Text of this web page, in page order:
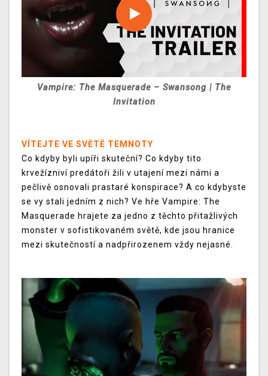
Vampire: The Masquerade – Swansong | The
Invitation
VÍTEJTE VE SVĚTĚ TEMNOTY
Co kdyby byli upíři skuteční? Co kdyby tito
krvežízniví predátoři žili v utajení mezi námi a
pečlivě osnovali prastaré konspirace? A co kdybyste
se vy stali jedním z nich? Ve hře Vampire: The
Masquerade hrajete za jedno z těchto přitažlivých
monster v sofistikovaném světě, kde jsou hranice
mezi skutečností a nadpřirozenem vždy nejasné.